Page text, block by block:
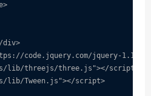
div>
code.jquery.com/jquery-
lib/threejs/three.js"></script>
lib/Tween.js"></script>